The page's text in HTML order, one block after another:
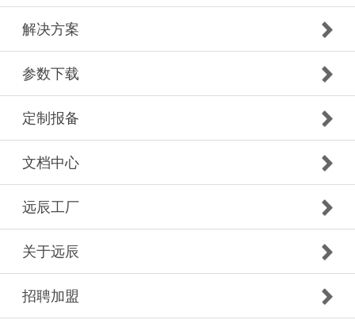
解决方案
参数下载
定制报备
文档中心
远辰工厂
关于远辰
招聘加盟